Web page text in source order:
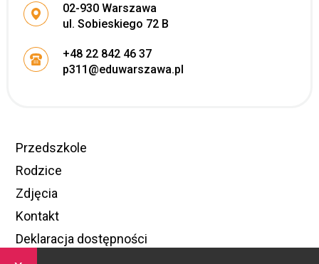
Adres pocztowy:
02-930 Warszawa
ul. Sobieskiego 72 B
+48 22 842 46 37
p311@eduwarszawa.pl
Przedszkole
Rodzice
Zdjęcia
Kontakt
Deklaracja dostępności